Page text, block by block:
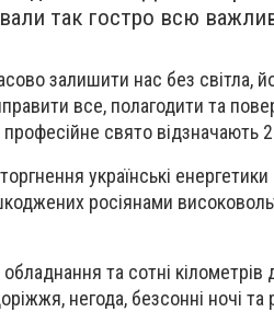
так гостро всю
залишити нас без світла,
все, полагодити та
свято відзначають
українські
росіянами
та сотні кілометрів
негода, безсонні ночі та